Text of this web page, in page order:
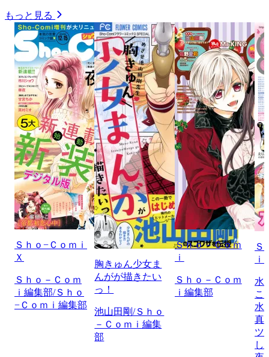
もっと見る
Ｓｈｏ−Ｃｏｍｉ
Ｘ
Ｓｈｏ－Ｃｏｍ
ｉ編集部/Ｓｈｏ
−Ｃｏｍｉ編集部
胸きゅん少女ま
んがが描きたい
っ！
池山田剛/Ｓｈｏ
－Ｃｏｍｉ編集
部
Ｓｈｏ－Ｃｏｍ
ｉ
Ｓｈｏ－Ｃｏｍ
ｉ編集部
Ｓ
水
こ
水
真
ツ
し